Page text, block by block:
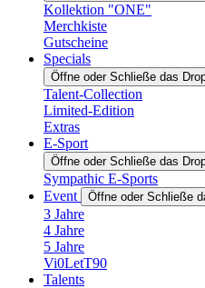
Kollektion "ONE"
Merchkiste
Gutscheine
Specials
Öffne oder Schließe das
Talent-Collection
Limited-Edition
Extras
E-Sport
Öffne oder Schließe das
Sympathic E-Sports
Event
Öffne oder Schließe
3 Jahre
4 Jahre
5 Jahre
Vi0LetT90
Talents